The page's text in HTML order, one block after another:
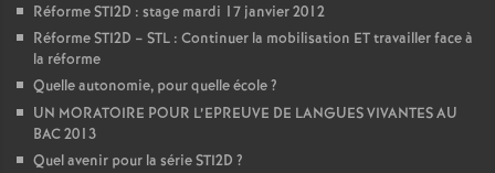
Réforme STI2D : stage mardi 17 janvier 2012
Réforme STI2D – STL : Continuer la mobilisation ET travailler face à
la réforme
Quelle autonomie, pour quelle école?
UN MORATOIRE POUR L’EPREUVE DE LANGUES VIVANTES AU
BAC 2013
Quel avenir pour la série STI2D ?